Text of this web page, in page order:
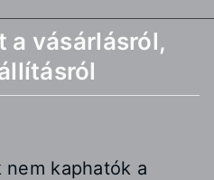
a vásárlásról,
nem kaphatók a